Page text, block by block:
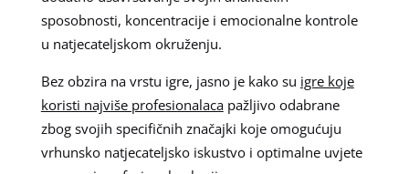
sposobnosti, koncentracije i emocionalne kontrole
u natjecateljskom okruženju.
Bez obzira na vrstu igre, jasno je kako su igre koje
koristi najviše profesionalacapažljivo odabrane
zbog svojih specifičnih značajki koje omogućuju
vrhunsko natjecateljsko iskustvo i optimalne uvjete